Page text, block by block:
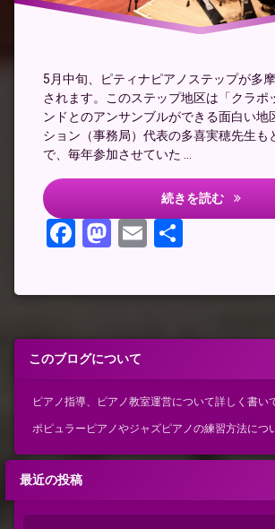
5月中旬、ピティナピアノステップが多
されます。このステップ地区は「クラポ
ンドとのアンサンブルができる面白い地
ション（事務局）代表の多喜実穂先生も
で、毎年参加させていた …
続きを読む ５月の
Facebook
Mastodon
Email
ピ
このブログについて
ピアノ指導、ピアノ教室運営について詳しく書い
ポピュラーピアノやジャズピアノの練習方法につ
最近の投稿